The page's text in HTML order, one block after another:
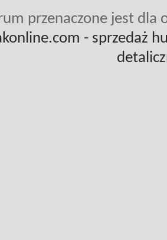
przenaczone jest dla
- sprzedaż